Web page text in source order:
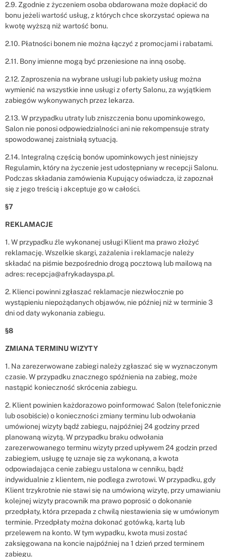
2.9. Zgodnie z życzeniem osoba obdarowana może dopłacić do
bonu jeżeli wartość usług, z których chce skorzystać opiewa na
kwotę wyższą niż wartość bonu.
2.10. Płatności bonem nie można łączyć z promocjami i rabatami.
2.11. Bony imienne mogą być przeniesione na inną osobę.
2.12. Zaproszenia na wybrane usługi lub pakiety usług można
wymienić na wszystkie inne usługi z oferty Salonu, za wyjątkiem
zabiegów wykonywanych przez lekarza.
2.13. W przypadku utraty lub zniszczenia bonu upominkowego,
Salon nie ponosi odpowiedzialności ani nie rekompensuje straty
spowodowanej zaistniałą sytuacją.
2.14. Integralną częścią bonów upominkowych jest niniejszy
Regulamin, który na życzenie jest udostępniany w recepcji Salonu.
Podczas składania zamówienia Kupujący oświadcza, iż zapoznał
się z jego treścią i akceptuje go w całości.
§7
REKLAMACJE
1. W przypadku źle wykonanej usługi Klient ma prawo złożyć
reklamację. Wszelkie skargi, zażalenia i reklamacje należy
składać na piśmie bezpośrednio drogą pocztową lub mailową na
adres: recepcja@afrykadayspa.pl.
2. Klienci powinni zgłaszać reklamacje niezwłocznie po
wystąpieniu niepożądanych objawów, nie później niż w terminie 3
dni od daty wykonania zabiegu.
§8
ZMIANA TERMINU WIZYTY
1. Na zarezerwowane zabiegi należy zgłaszać się w wyznaczonym
czasie. W przypadku znacznego spóźnienia na zabieg, może
nastąpić konieczność skrócenia zabiegu.
2. Klient powinien każdorazowo poinformować Salon (telefonicznie
lub osobiście) o konieczności zmiany terminu lub odwołania
umówionej wizyty bądź zabiegu, najpóźniej 24 godziny przed
planowaną wizytą. W przypadku braku odwołania
zarezerwowanego terminu wizyty przed upływem 24 godzin przed
zabiegiem, usługę tę uznaje się za wykonaną, a kwota
odpowiadająca cenie zabiegu ustalona w cenniku, bądź
indywidualnie z klientem, nie podlega zwrotowi. W przypadku, gdy
Klient trzykrotnie nie stawi się na umówioną wizytę, przy umawianiu
kolejnej wizyty pracownik ma prawo poprosić o dokonanie
przedpłaty, która przepada z chwilą niestawienia się w umówionym
terminie. Przedpłaty można dokonać gotówką, kartą lub
przelewem na konto. W tym wypadku, kwota musi zostać
zaksięgowana na koncie najpóźniej na 1 dzień przed terminem
zabiegu.